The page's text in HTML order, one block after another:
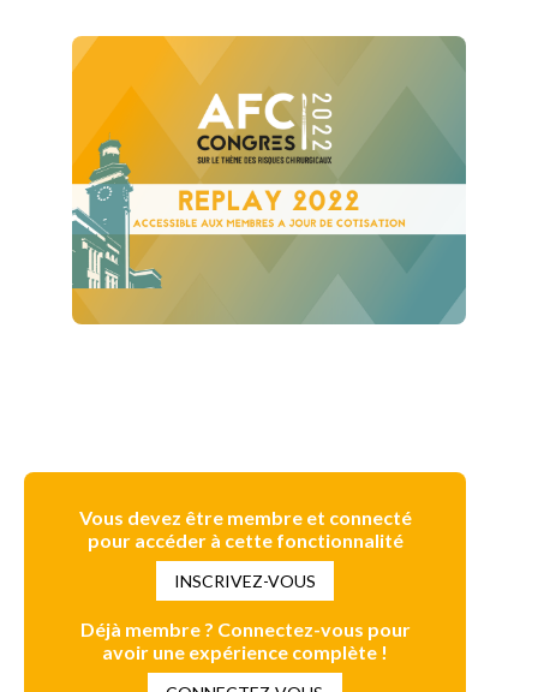
Vous devez être membre et connecté
pour accéder à cette fonctionnalité
INSCRIVEZ-VOUS
Déjà membre ? Connectez-vous pour
avoir une expérience complète !